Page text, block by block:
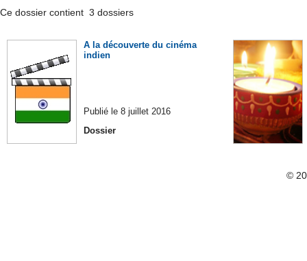
Ce dossier contient 3 dossiers
A la découverte du cinéma
indien
Publié le 8 juillet 2016
Dossier
©